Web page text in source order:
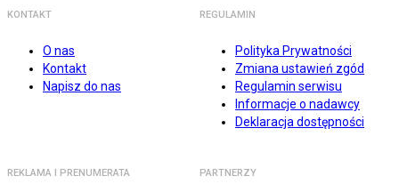
KONTAKT
O nas
Kontakt
Napisz do nas
REGULAMIN
Polityka Prywatności
Zmiana ustawień zgód
Regulamin serwisu
Informacje o nadawcy
Deklaracja dostępności
REKLAMA I PRENUMERATA PARTNERZY